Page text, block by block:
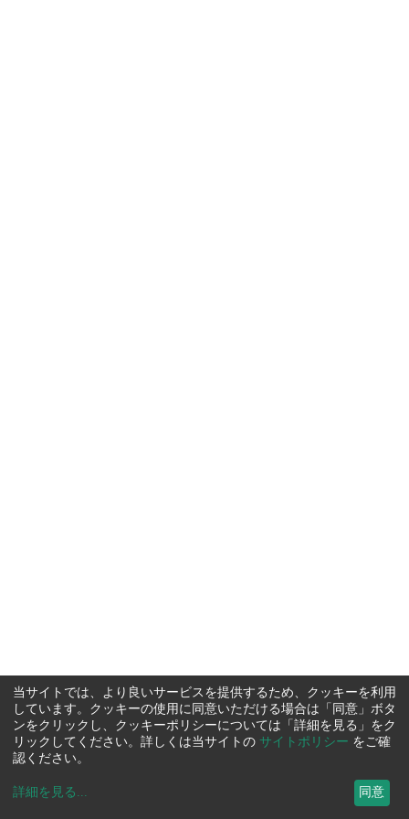
当サイトでは、より良いサービスを提供するため、クッキーを利用
しています。クッキーの使用に同意いただける場合は「同意」ボタ
ンをクリックし、クッキーポリシーについては「詳細を見る」をク
リックしてください。詳しくは当サイトの サイトポリシー をご確
認ください。
詳細を見る ... 同意